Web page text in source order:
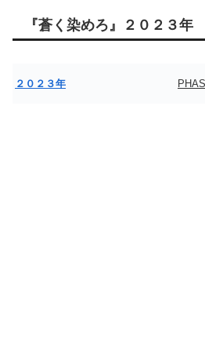
『蒼く染めろ』２０２３年
２０２３年